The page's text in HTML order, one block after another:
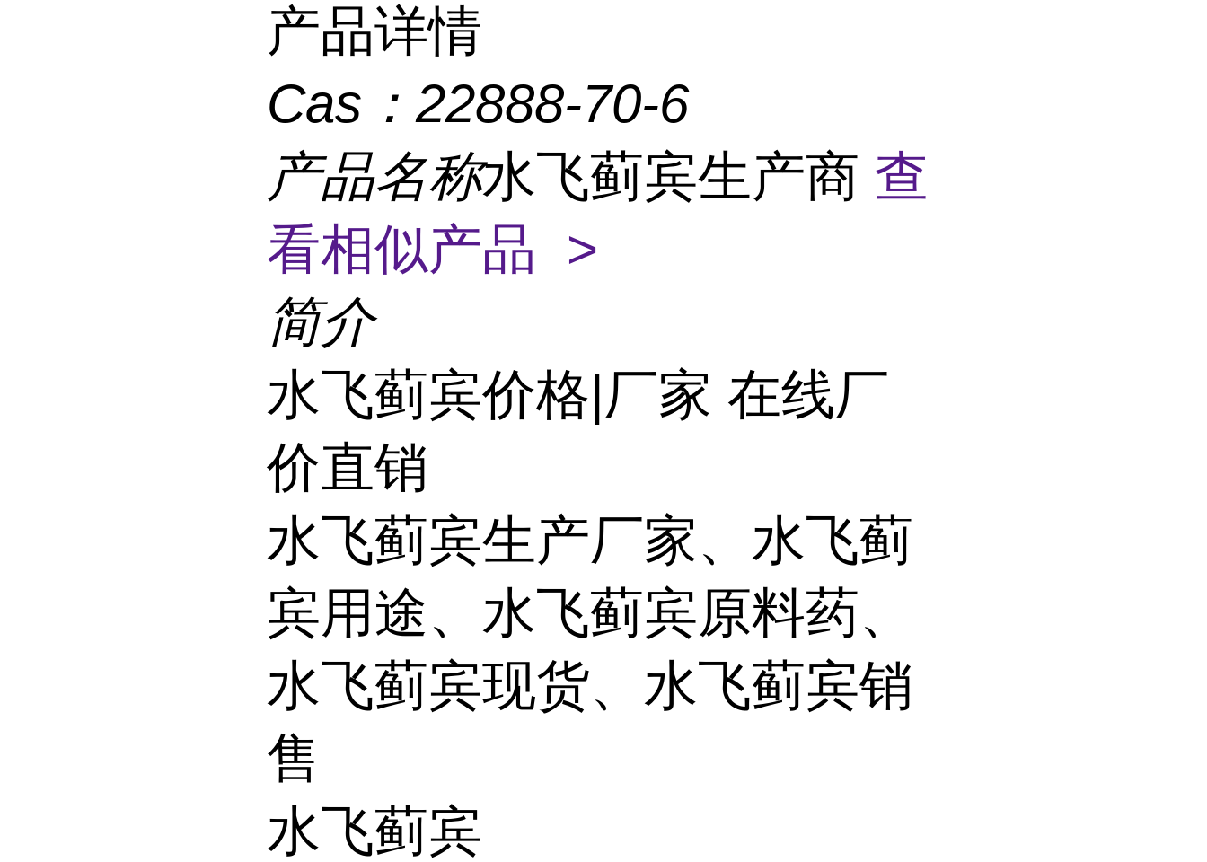
产品详情
Cas： 22888-70-6
产品名称水飞蓟宾生产商 查
看相似产品 >
简介
水飞蓟宾价格|厂家 在线厂
价直销
水飞蓟宾生产厂家、水飞蓟
宾用途、水飞蓟宾原料药、
水飞蓟宾现货、水飞蓟宾销
售
水飞蓟宾